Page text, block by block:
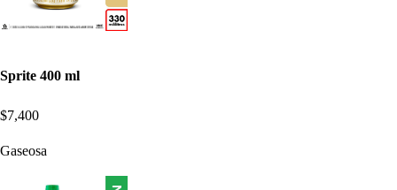
Sprite 400 ml
$7,400
Gaseosa